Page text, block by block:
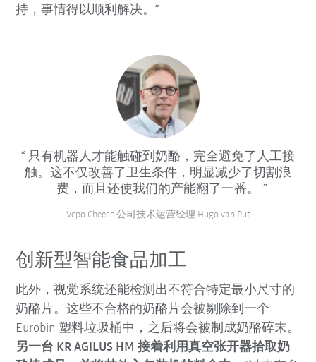
持，事情得以顺利解决。”
只有机器人才能触碰到奶酪，完全避免了人工接
触。这不仅改善了卫生条件，明显减少了切割浪
费，而且还使我们的产能翻了一番。
Vepo Cheese 公司技术运营经理 Hugo van Put
创新型智能食品加工
此外，视觉系统还能检测出不符合特定最小尺寸的
奶酪片。这些不合格的奶酪片会被剔除到一个
Eurobin 塑料垃圾桶中，之后将会被制成奶酪碎末。
另一台 KR AGILUS HM 接着利用真空张开器拾取奶